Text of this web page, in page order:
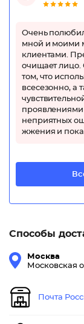
Очень
мной и моими
клиентами.
очищает
том, что
всесезонно, а
проявлениями
неприятных
жжения и
Способы
Москва
Московская
Почта